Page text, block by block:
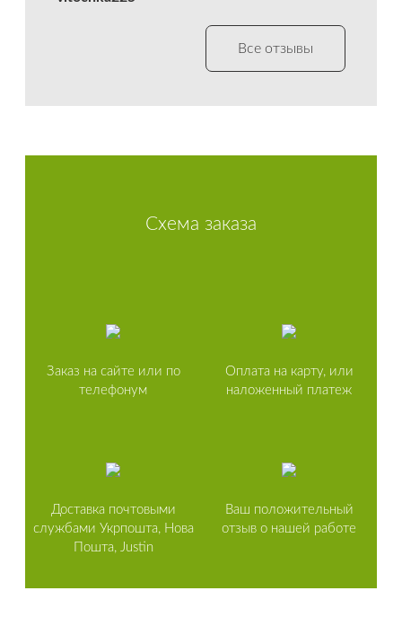
Все отзывы
Схема заказа
Заказ на сайте или по
телефонум
Оплата на карту, или
наложенный платеж
Доставка почтовыми
службами Укрпошта, Нова
Пошта, Justin
Ваш положительный
отзыв о нашей работе